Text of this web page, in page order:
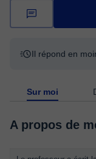
Il répond en
Sur moi
A propos de